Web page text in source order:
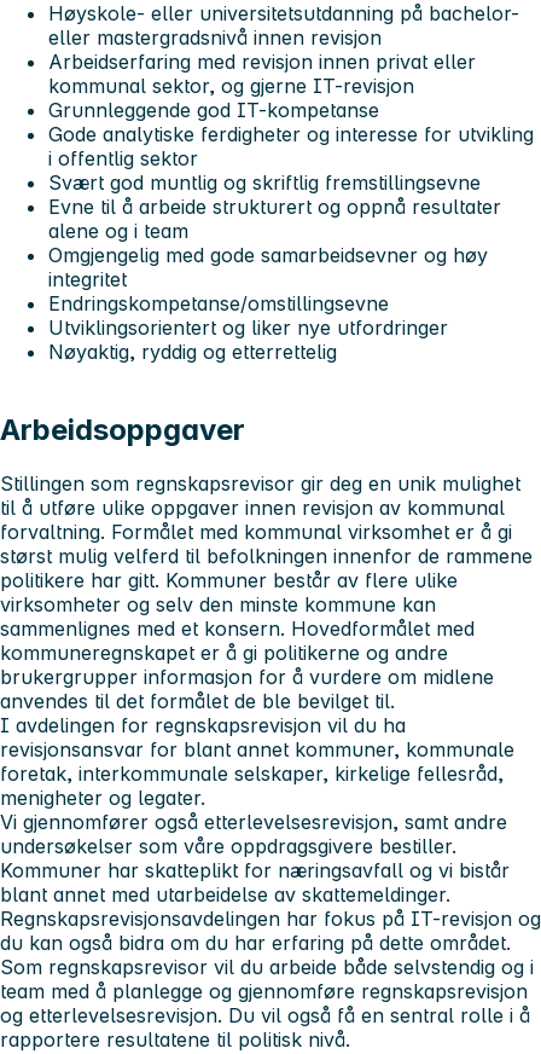
Høyskole- eller universitetsutdanning på bachelor-
eller mastergradsnivå innen revisjon
Arbeidserfaring med revisjon innen privat eller
kommunal sektor, og gjerne IT-revisjon
Grunnleggende god IT-kompetanse
Gode analytiske ferdigheter og interesse for utvikling
i offentlig sektor
Svært god muntlig og skriftlig fremstillingsevne
Evne til å arbeide strukturert og oppnå resultater
alene og i team
Omgjengelig med gode samarbeidsevner og høy
integritet
Endringskompetanse/omstillingsevne
Utviklingsorientert og liker nye utfordringer
Nøyaktig, ryddig og etterrettelig
Arbeidsoppgaver
Stillingen som regnskapsrevisor gir deg en unik mulighet
til å utføre ulike oppgaver innen revisjon av kommunal
forvaltning. Formålet med kommunal virksomhet er å gi
størst mulig velferd til befolkningen innenfor de rammene
politikere har gitt. Kommuner består av flere ulike
virksomheter og selv den minste kommune kan
sammenlignes med et konsern. Hovedformålet med
kommuneregnskapet er å gi politikerne og andre
brukergrupper informasjon for å vurdere om midlene
anvendes til det formålet de ble bevilget til.
I avdelingen for regnskapsrevisjon vil du ha
revisjonsansvar for blant annet kommuner, kommunale
foretak, interkommunale selskaper, kirkelige fellesråd,
menigheter og legater.
Vi gjennomfører også etterlevelsesrevisjon, samt andre
undersøkelser som våre oppdragsgivere bestiller.
Kommuner har skatteplikt for næringsavfall og vi bistår
blant annet med utarbeidelse av skattemeldinger.
Regnskapsrevisjonsavdelingen har fokus på IT-revisjon og
du kan også bidra om du har erfaring på dette området.
Som regnskapsrevisor vil du arbeide både selvstendig og i
team med å planlegge og gjennomføre regnskapsrevisjon
og etterlevelsesrevisjon. Du vil også få en sentral rolle i å
rapportere resultatene til politisk nivå.